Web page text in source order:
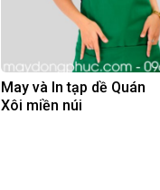
May và In tạp dề Quán
Xôi miền núi